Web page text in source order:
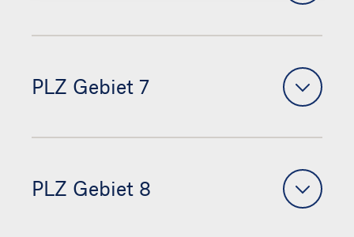
PLZ Gebiet 7
PLZ Gebiet 8